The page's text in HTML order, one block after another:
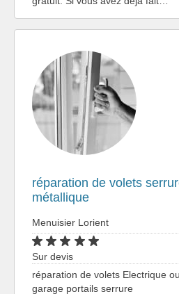
réparation de volets
métallique
Menuisier Lorient
Sur devis
réparation de volets Electrique
garage portails serrure